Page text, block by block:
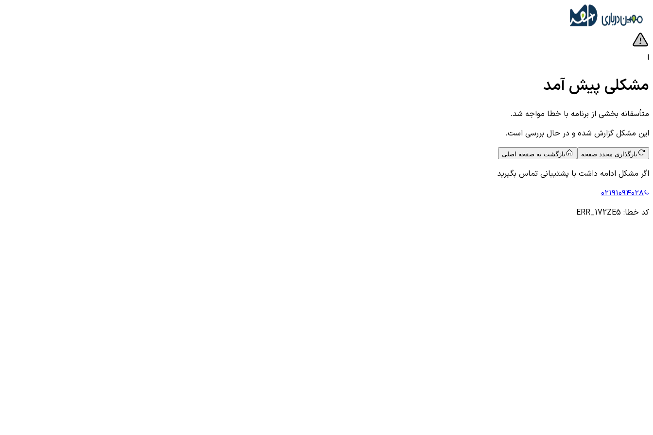
!
مشکلی پیش آمد
متأسفانه بخشی از برنامه با خطا مواجه شد.
این مشکل گزارش شده و در حال بررسی است.
بارگذاری مجدد صفحه بازگشت به صفحه اصلی
اگر مشکل ادامه داشت با پشتیبانی تماس بگیرید
۰۲۱۹۱۰۹۴۰۲۸
کد خطا: ERR_172ZE5